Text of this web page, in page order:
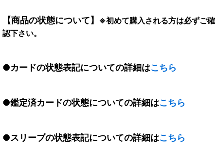
【商品の状態について】
※初めて購入される方は必ずご確
認下さい。
●カードの状態表記についての詳細はこちら
●鑑定済カードの状態についての詳細はこちら
●スリーブの状態表記についての詳細はこちら